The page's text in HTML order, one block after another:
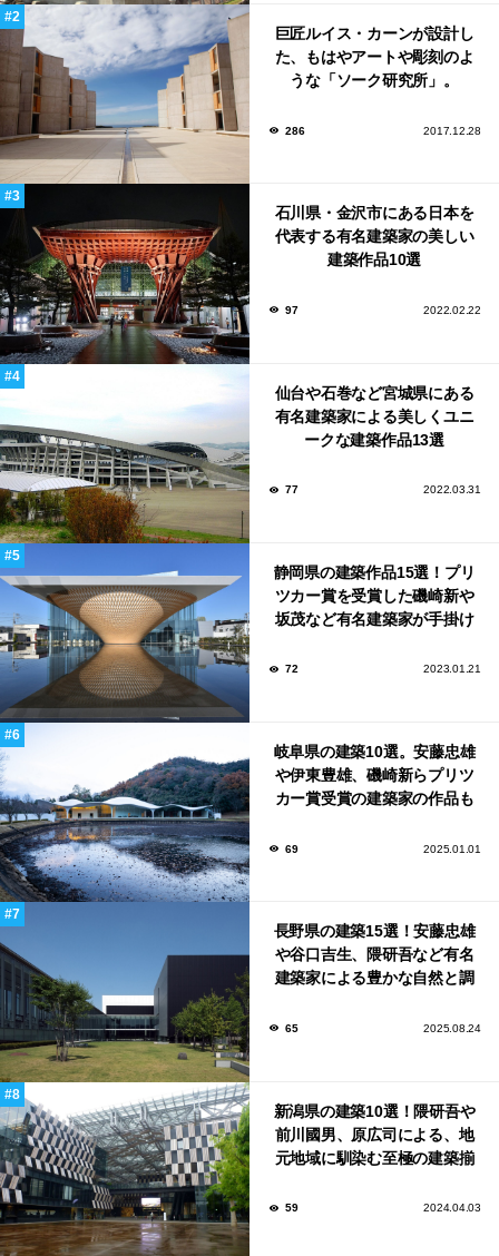
巨匠ルイス・カーンが設計し
た、もはやアートや彫刻のよ
うな「ソーク研究所」。
286 2017.12.28
石川県・金沢市にある日本を
代表する有名建築家の美しい
建築作品10選
97 2022.02.22
仙台や石巻など宮城県にある
有名建築家による美しくユニ
ークな建築作品13選
77 2022.03.31
静岡県の建築作品15選！プリ
ツカー賞を受賞した磯崎新や
坂茂など有名建築家が手掛け
72 2023.01.21
岐阜県の建築10選。安藤忠雄
や伊東豊雄、磯崎新らプリツ
カー賞受賞の建築家の作品も
69 2025.01.01
長野県の建築15選！安藤忠雄
や谷口吉生、隈研吾など有名
建築家による豊かな自然と調
65 2025.08.24
新潟県の建築10選！隈研吾や
前川國男、原広司による、地
元地域に馴染む至極の建築揃
59 2024.04.03